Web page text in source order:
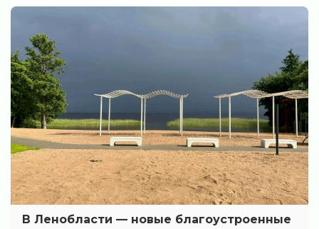
В Ленобласти — новые благоустроенные